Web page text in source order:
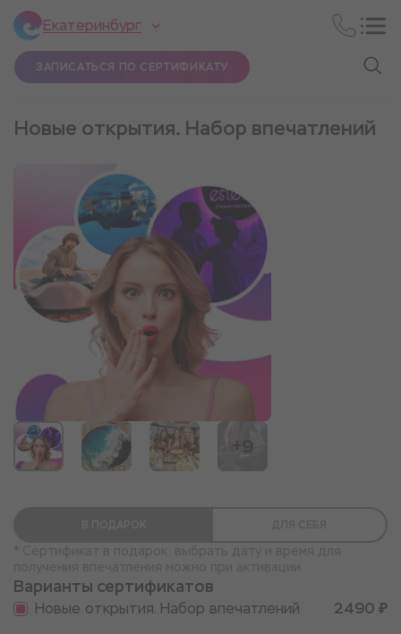
Екатеринбург
ЗАПИСАТЬСЯ ПО СЕРТИФИКАТУ
Новые открытия. Набор впечатлений
+9
Варианты сертификатов
Новые открытия. Набор впечатлений 2490 ₽